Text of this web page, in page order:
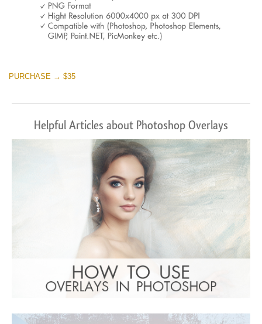
PURCHASE → $35
Helpful Articles about Photoshop Overlays